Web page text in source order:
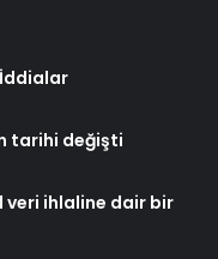
tarihi değişti
veri ihlaline dair bir